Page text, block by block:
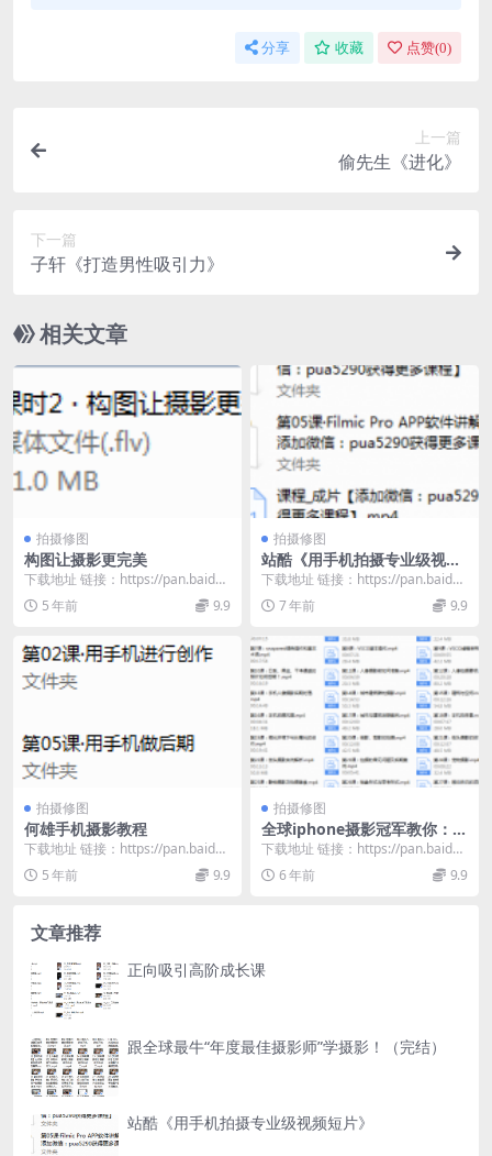
分享 收藏 点赞(0)
上一篇
偷先生《进化》
下一篇
子轩《打造男性吸引力》
相关文章
拍摄修图
构图让摄影更完美
下载地址 链接：https://pan.baidu.
com/s/1nsHerUG...
5 年前 9.9
拍摄修图
站酷《用手机拍摄专业级视频
短片》
下载地址 链接：https://pan.baidu.
com/s/1XUMxl75...
7 年前 9.9
拍摄修图
何雄手机摄影教程
下载地址 链接：https://pan.baidu.
com/s/1mxQD6be...
5 年前 9.9
拍摄修图
全球iphone摄影冠军教你：普
通手机如何随手惊艳朋友圈
下载地址 链接：https://pan.baidu.
com/s/1D2O6II6...
6 年前 9.9
文章推荐
正向吸引高阶成长课
跟全球最牛“年度最佳摄影师”学摄影！（完结）
站酷《用手机拍摄专业级视频短片》